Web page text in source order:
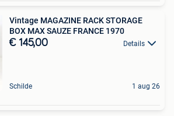
Vintage MAGAZINE RACK STORAGE
BOX MAX SAUZE FRANCE 1970
€ 145,00 Details
Schilde 1 aug 26